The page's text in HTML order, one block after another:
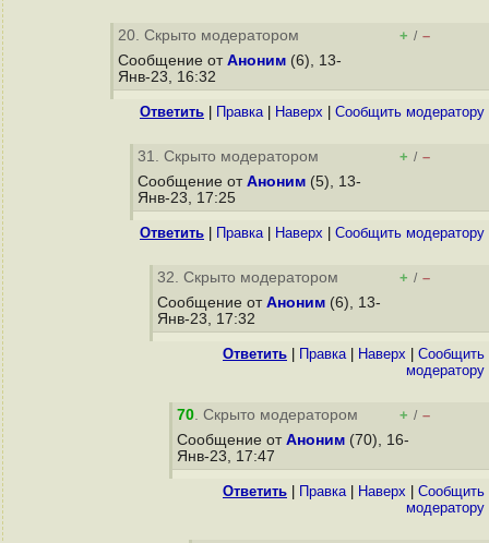
20. Скрыто модератором + / –
Сообщение от Аноним (6), 13-
Янв-23, 16:32
Ответить Правка| Наверх Cообщить модератору
31. Скрыто модератором + / –
Сообщение от Аноним (5), 13-
Янв-23, 17:25
Ответить Правка| Наверх Cообщить модератору
32. Скрыто модератором + / –
Сообщение от Аноним (6), 13-
Янв-23, 17:32
Ответить Правка| Наверх
Cообщить
модератору
70. Скрыто модератором + / –
Сообщение от Аноним (70), 16-
Янв-23, 17:47
Ответить Правка| Наверх
Cообщить
модератору